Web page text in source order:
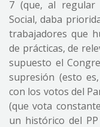
7 (que, al regular
Social, daba
trabajadores que
de prácticas, de
supuesto el
supresión (esto
con los votos del
(que vota
un histórico del